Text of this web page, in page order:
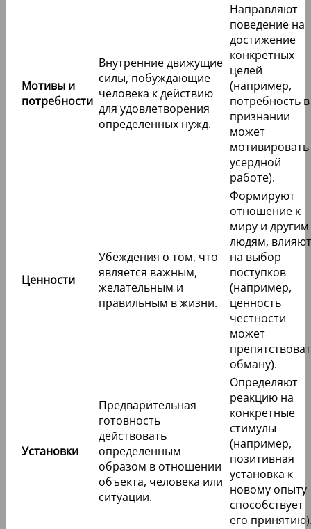
Мотивы и
потребности
Внутренние движущие
силы, побуждающие
человека к действию
для удовлетворения
определенных нужд.
Направляют
поведение на
достижение
конкретных
целей
(например,
потребность в
признании
может
мотивировать
усердной
работе).
Ценности
Убеждения о том, что
является важным,
желательным и
правильным в жизни.
Формируют
отношение к
миру и другим
людям, влияют
на выбор
поступков
(например,
ценность
честности
может
обману).
Установки
Предварительная
готовность
действовать
определенным
образом в отношении
объекта, человека или
ситуации.
Определяют
реакцию на
конкретные
стимулы
(например,
позитивная
установка к
новому опыту
способствует
его